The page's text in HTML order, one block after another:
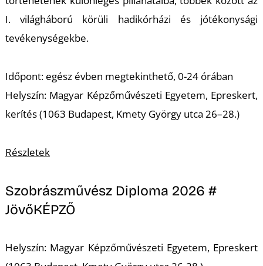
I. világháború körüli hadikórházi és jótékonysági
tevékenységekbe.
Időpont: egész évben megtekinthető, 0-24 órában
Helyszín: Magyar Képzőművészeti Egyetem, Epreskert,
kerítés (1063 Budapest, Kmety György utca 26–28.)
Részletek
Szobrászművész Diploma 2026 #
JövőKÉPZŐ
Helyszín: Magyar Képzőművészeti Egyetem, Epreskert